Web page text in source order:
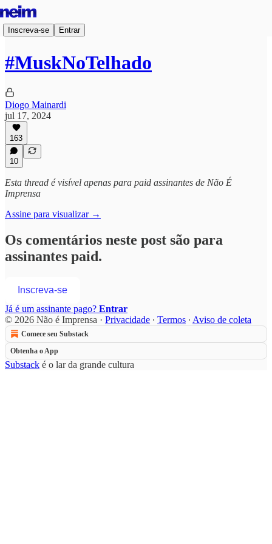
Inscreva-se Entrar
#MuskNoTelhado
Diogo Mainardi
jul 17, 2024
163
10
Esta thread é visível apenas para paid assinantes de Não É
Imprensa
Assine para visualizar →
Os comentários neste post são para
assinantes paid.
Inscreva-se
Já é um assinante pago? Entrar
© 2026 Não é Imprensa · Privacidade ∙ Termos ∙ Aviso de coleta
Comece seu Substack
Obtenha o App
Substack é o lar da grande cultura